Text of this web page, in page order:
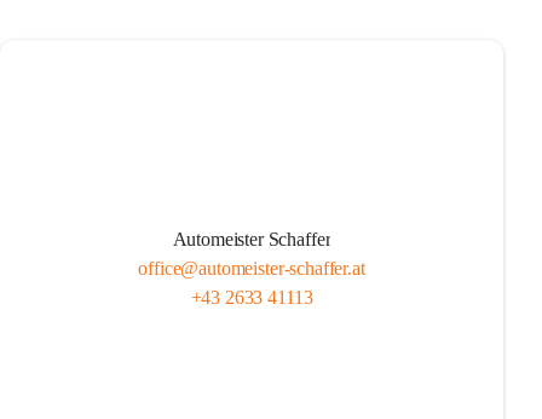
Automeister Schaffer
office@automeister-schaffer.at
+43 2633 41113